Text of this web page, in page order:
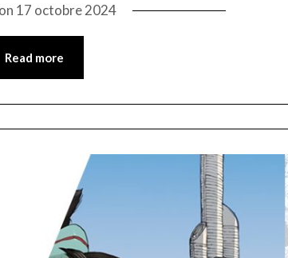
17 octobre 2024
Read more